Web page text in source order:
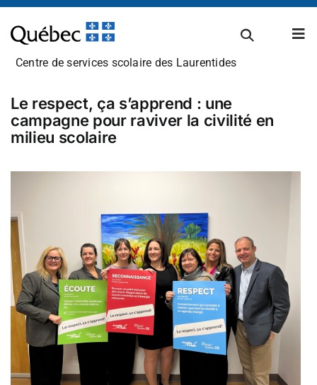
Passer
au
contenu
Établissements scolaires
Transport scolaire
Infos parents
Centre de services scolaire des Laurentides
Le respect, ça s’apprend : une
campagne pour raviver la civilité en
milieu scolaire